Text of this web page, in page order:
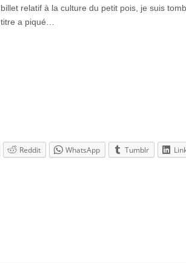
billet relatif à la culture du petit pois, je suis
titre a piqué…
Reddit WhatsApp Tumblr